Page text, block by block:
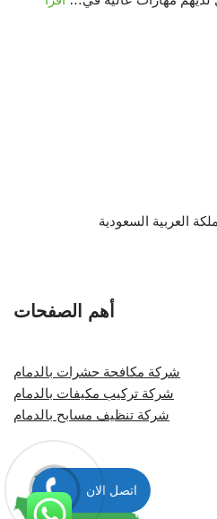
العربية السعودية
أهم الصفحات
شركة مكافحة حشرات بالدمام
شركة تركيب مكيفات بالدمام
شركة تنظيف مسابح بالدمام
اتصل الان